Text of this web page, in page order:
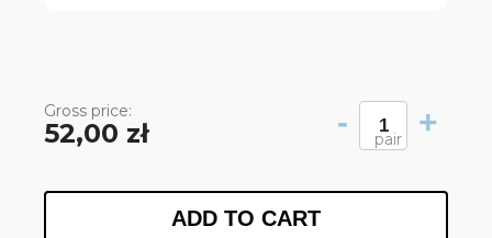
Gross price:
52,00 zł - +
pair
ADD TO CART